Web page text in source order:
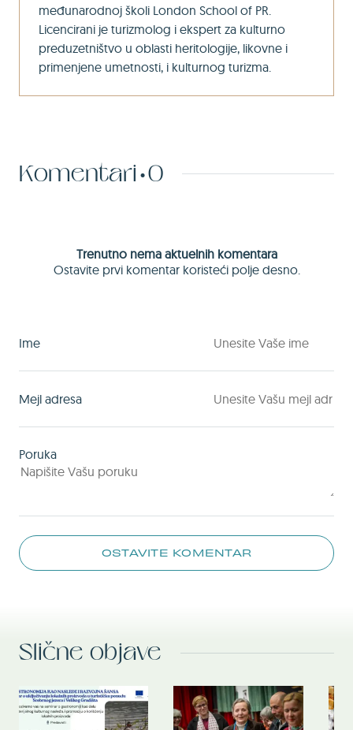
međunarodnoj školi London School of PR.
Licencirani je turizmolog i ekspert za kulturno
preduzetništvo u oblasti heritologije, likovne i
primenjene umetnosti, i kulturnog turizma.
Komentari 0
Trenutno nema aktuelnih komentara
Ostavite prvi komentar koristeći polje desno.
Ime
Mejl adresa
Poruka
OSTAVITE KOMENTAR
Slične objave